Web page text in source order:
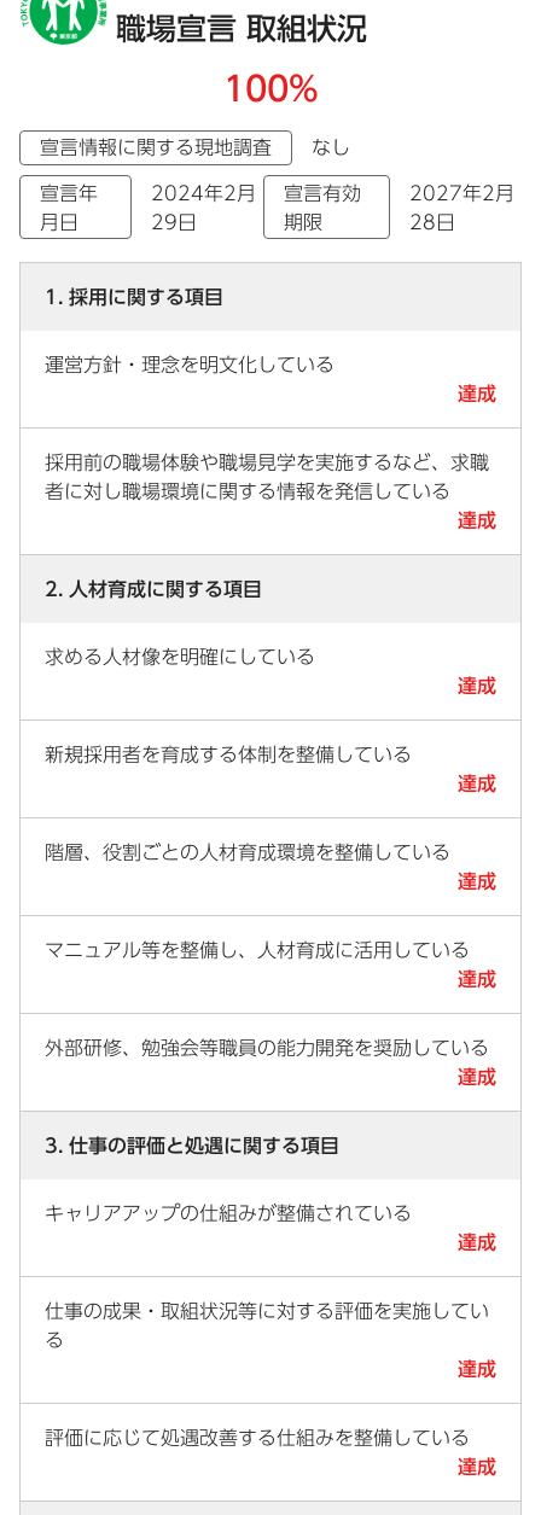
職場宣言 取組状況
100%
宣言情報に関する現地調査 なし
宣言年
月日
2024年2月
29日
宣言有効
期限
2027年2月
28日
1. 採用に関する項目
運営方針・理念を明文化している
達成
採用前の職場体験や職場見学を実施するなど、求職
者に対し職場環境に関する情報を発信している
達成
2. 人材育成に関する項目
求める人材像を明確にしている
達成
新規採用者を育成する体制を整備している
達成
階層、役割ごとの人材育成環境を整備している
達成
マニュアル等を整備し、人材育成に活用している
達成
外部研修、勉強会等職員の能力開発を奨励している
達成
3. 仕事の評価と処遇に関する項目
キャリアアップの仕組みが整備されている
達成
仕事の成果・取組状況等に対する評価を実施してい
る
達成
評価に応じて処遇改善する仕組みを整備している
達成